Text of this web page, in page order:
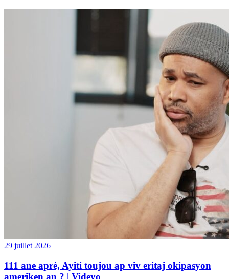
29 juillet 2026
111 ane aprè, Ayiti toujou ap viv eritaj okipasyon
ameriken an ? | Videyo